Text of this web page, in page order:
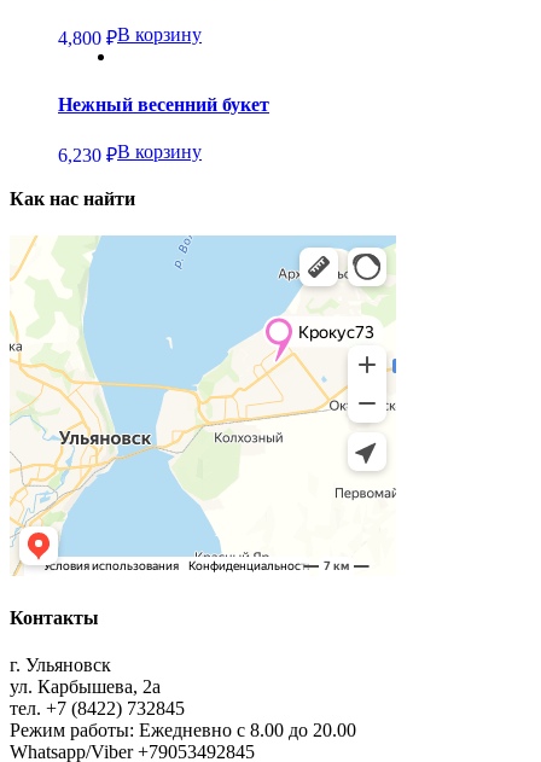
4,800 ₽В корзину
Нежный весенний букет
6,230 ₽В корзину
Как нас найти
Контакты
г. Ульяновск
ул. Карбышева, 2а
тел. +7 (8422) 732845
Режим работы: Ежедневно с 8.00 до 20.00
Whatsapp/Viber +79053492845